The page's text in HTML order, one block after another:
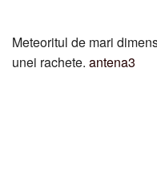
Meteoritul de mari
unei rachete. antena3